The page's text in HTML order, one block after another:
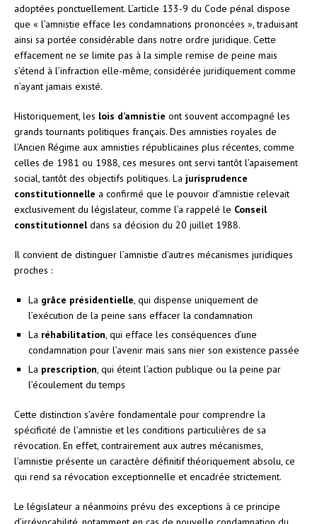
adoptées ponctuellement. L’article 133-9 du Code pénal dispose
que « l’amnistie efface les condamnations prononcées », traduisant
ainsi sa portée considérable dans notre ordre juridique. Cette
effacement ne se limite pas à la simple remise de peine mais
s’étend à l’infraction elle-même, considérée juridiquement comme
n’ayant jamais existé.
Historiquement, les lois d’amnistie ont souvent accompagné les
grands tournants politiques français. Des amnisties royales de
l’Ancien Régime aux amnisties républicaines plus récentes, comme
celles de 1981 ou 1988, ces mesures ont servi tantôt l’apaisement
social, tantôt des objectifs politiques. La jurisprudence
constitutionnelle a confirmé que le pouvoir d’amnistie relevait
exclusivement du législateur, comme l’a rappelé le Conseil
constitutionneldans sa décision du 20 juillet 1988.
Il convient de distinguer l’amnistie d’autres mécanismes juridiques
proches :
La grâce présidentielle, qui dispense uniquement de
l’exécution de la peine sans effacer la condamnation
La réhabilitation, qui efface les conséquences d’une
condamnation pour l’avenir mais sans nier son existence passée
La prescription, qui éteint l’action publique ou la peine par
l’écoulement du temps
Cette distinction s’avère fondamentale pour comprendre la
spécificité de l’amnistie et les conditions particulières de sa
révocation. En effet, contrairement aux autres mécanismes,
l’amnistie présente un caractère définitif théoriquement absolu, ce
qui rend sa révocation exceptionnelle et encadrée strictement.
Le législateur a néanmoins prévu des exceptions à ce principe